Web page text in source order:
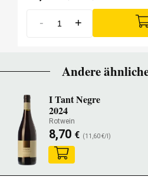
- +
Andere
I Tant Negre
2024
Rotwein
8,70 € (11,60 €/l)